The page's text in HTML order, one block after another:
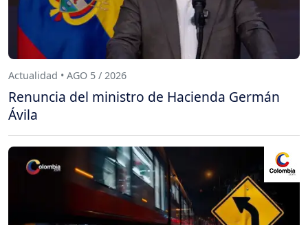
Actualidad • AGO 5 / 2026
Renuncia del ministro de Hacienda Germán
Ávila